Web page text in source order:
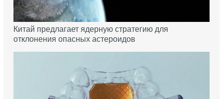
Китай предлагает ядерную стратегию для
отклонения опасных астероидов